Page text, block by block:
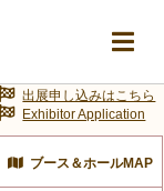
ブース＆ホールMAP
出展申し込みはこちら
Exhibitor Application